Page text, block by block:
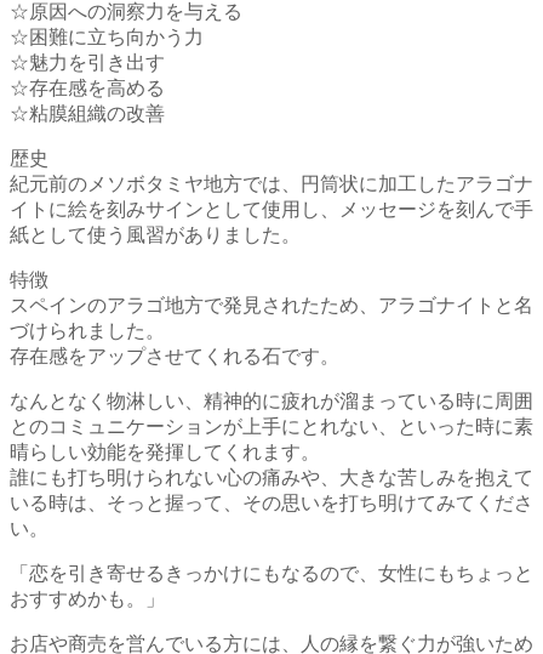
☆原因への洞察力を与える
☆困難に立ち向かう力
☆魅力を引き出す
☆存在感を高める
☆粘膜組織の改善
歴史
紀元前のメソボタミヤ地方では、円筒状に加工したアラゴナ
イトに絵を刻みサインとして使用し、メッセージを刻んで手
紙として使う風習がありました。
特徴
スペインのアラゴ地方で発見されたため、アラゴナイトと名
づけられました。
存在感をアップさせてくれる石です。
なんとなく物淋しい、精神的に疲れが溜まっている時に周囲
とのコミュニケーションが上手にとれない、といった時に素
晴らしい効能を発揮してくれます。
誰にも打ち明けられない心の痛みや、大きな苦しみを抱えて
いる時は、そっと握って、その思いを打ち明けてみてくださ
い。
「恋を引き寄せるきっかけにもなるので、女性にもちょっと
おすすめかも。」
お店や商売を営んでいる方には、人の縁を繋ぐ力が強いため